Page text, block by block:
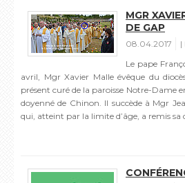
MGR
DE GAP
08.04.2017
Le pape
avril, Mgr Xavier Malle évêque du
présent curé de la paroisse Notre-Dame
doyenné de Chinon. Il succède à Mgr
qui, atteint par la limite d’âge, a remis sa